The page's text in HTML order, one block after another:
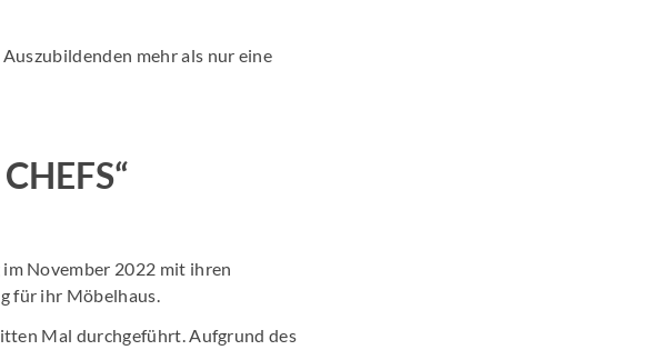
mehr als nur eine
November 2022 mit ihren
für ihr Möbelhaus.
Mal durchgeführt. Aufgrund des